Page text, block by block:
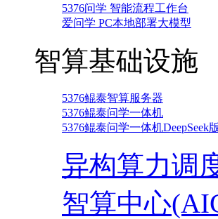
5376问学 智能流程工作台
爱问学 PC本地部署大模型
智算基础设施
5376鲲泰智算服务器
5376鲲泰问学一体机
5376鲲泰问学一体机DeepSeek版
异构算力调
智算中心